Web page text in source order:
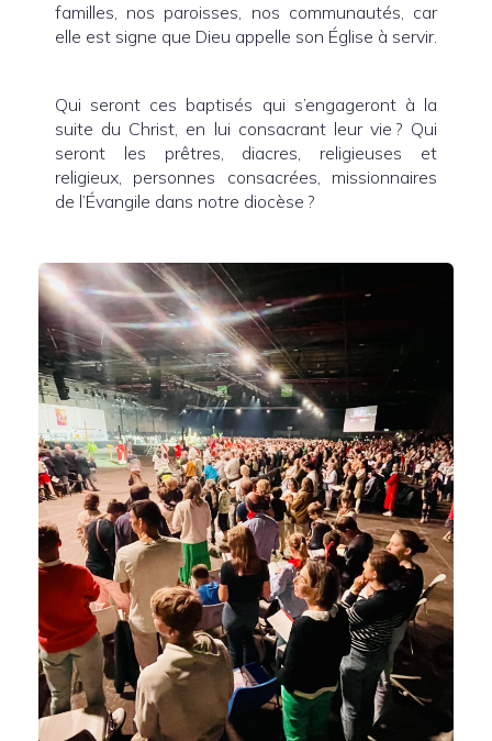
familles, nos paroisses, nos communautés, car
elle est signe que Dieu appelle son Église à servir.
Qui seront ces baptisés qui s’engageront à la
suite du Christ, en lui consacrant leur vie ? Qui
seront les prêtres, diacres, religieuses et
religieux, personnes consacrées, missionnaires
de l’Évangile dans notre diocèse ?